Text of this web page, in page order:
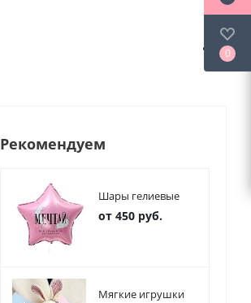
Рекомендуем
Шары гелиевые
от 450 руб.
Мягкие игрушки
0